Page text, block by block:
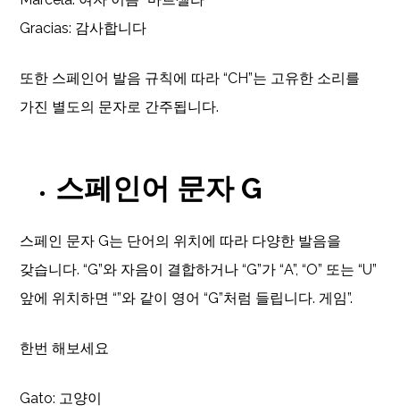
Gracias: 감사합니다
또한 스페인어 발음 규칙에 따라 “CH”는 고유한 소리를
가진 별도의 문자로 간주됩니다.
스페인어 문자 G
스페인 문자 G는 단어의 위치에 따라 다양한 발음을
갖습니다. “G”와 자음이 결합하거나 “G”가 “A”, “O” 또는 “U”
앞에 위치하면 “”와 같이 영어 “G”처럼 들립니다. 게임”.
한번 해보세요
Gato: 고양이